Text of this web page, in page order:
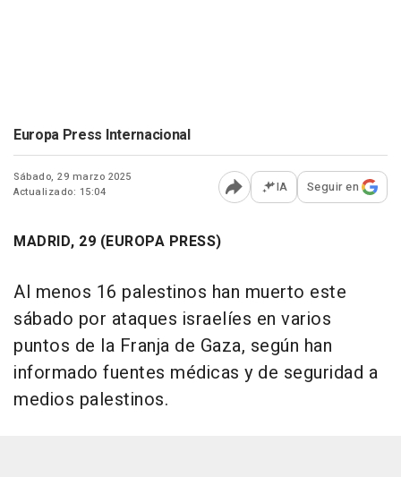
Europa Press Internacional
Sábado, 29 marzo 2025
Actualizado: 15:04
Abrir opciones para
IA Seguir en
MADRID, 29 (EUROPA PRESS)
Al menos 16 palestinos han muerto este
sábado por ataques israelíes en varios
puntos de la Franja de Gaza, según han
informado fuentes médicas y de seguridad a
medios palestinos.